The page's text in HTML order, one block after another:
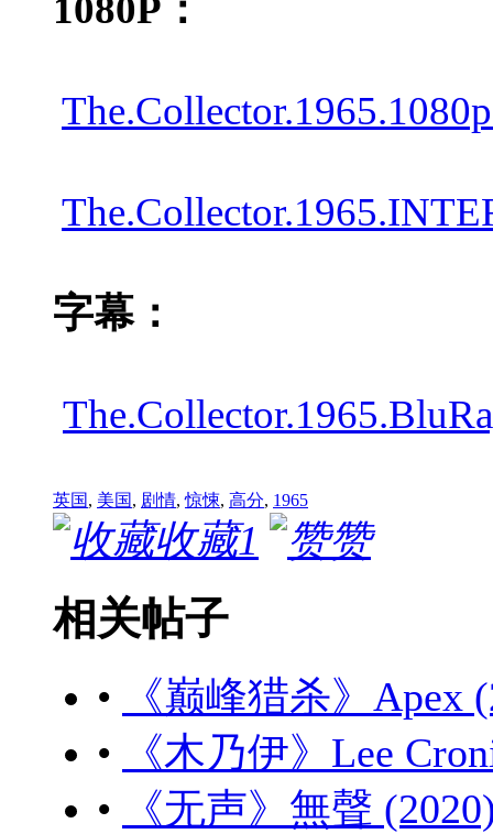
1080P：
字幕：
英国, 美国, 剧情,惊悚, 高分, 1965
收藏1 赞
相关帖子
•
《巅峰猎杀》Apex
•
《木乃伊》Lee
•
《无声》無聲